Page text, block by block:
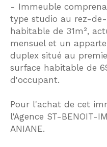
- Immeuble
type studio au rez-
habitable de 31m²,
mensuel et un
duplex situé au
surface habitable de
d'occupant.
Pour l'achat de cet
l'Agence ST-BENOIT-
ANIANE.